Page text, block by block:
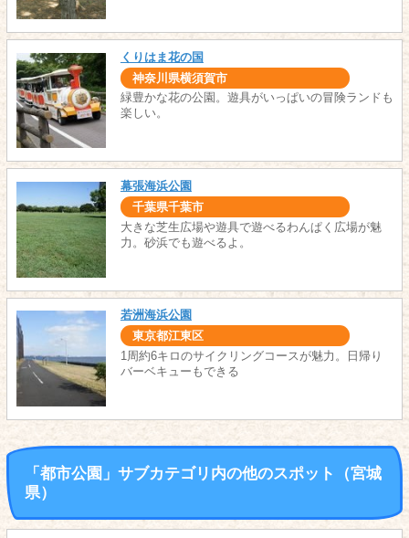
くりはま花の国
神奈川県横須賀市
緑豊かな花の公園。遊具がいっぱいの冒険ランドも
楽しい。
幕張海浜公園
千葉県千葉市
大きな芝生広場や遊具で遊べるわんぱく広場が魅
力。砂浜でも遊べるよ。
若洲海浜公園
東京都江東区
1周約6キロのサイクリングコースが魅力。日帰り
バーベキューもできる
「都市公園」サブカテゴリ内の他のスポット（宮城
県）